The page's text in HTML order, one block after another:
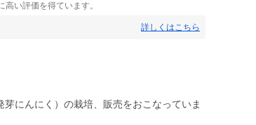
い評価を得ています。
詳しくはこちら
にんにく）の栽培、販売をおこなっていま